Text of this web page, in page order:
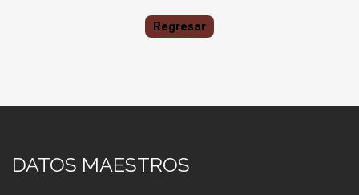
Regresar
DATOS MAESTROS